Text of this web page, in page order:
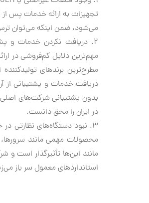
تجهیزات به ارائه خدمات پس
می‌شود، ضمن اینکه می‌توان ترس
2. دریافت نکردن خدمات و
مهم‌ترین دلایل کم‌فروشی در
دریافت خدمات و پشتیبانی
بدون پشتیبانی شرکت‌های
در ایران را محق دانست.
3. نبود دستگاه‌های
مانند این‌ها تأثیرگذار است
استانداردهای معمول سر باز